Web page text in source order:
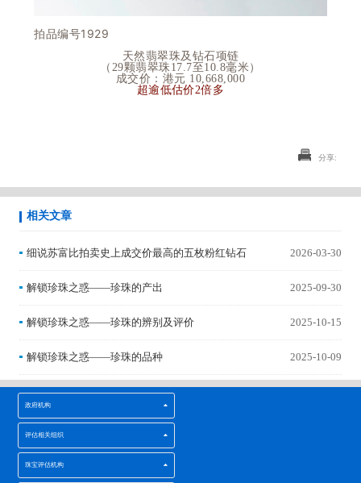
拍品编号1929
天然翡翠珠及钻石项链
（ 29颗翡翠珠 17.7至10.8毫米）
成交价：港元 10 ,668,000
超逾低估价2倍多
分享:
相关文章
细说苏富比拍卖史上成交价最高的五枚粉红钻石 2026-03-30
解锁珍珠之惑——珍珠的产出 2025-09-30
解锁珍珠之惑——珍珠的辨别及评价 2025-10-15
解锁珍珠之惑——珍珠的品种 2025-10-09
政府机构
评估相关组织
珠宝评估机构